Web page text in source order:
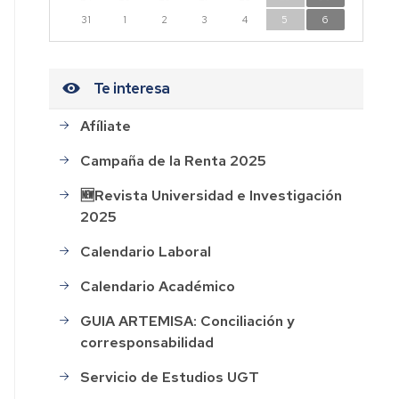
31
1 2 3 4 5 6
Te interesa
Afíliate
Campaña de la Renta 2025
🆕Revista Universidad e Investigación
2025
Calendario Laboral
Calendario Académico
GUIA ARTEMISA: Conciliación y
corresponsabilidad
Servicio de Estudios UGT